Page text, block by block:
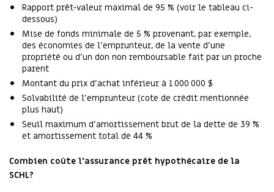
Rapport prêt-valeur maximal de 95 % (voir le tableau ci-
dessous)
Mise de fonds minimale de 5 % provenant, par exemple,
des économies de l’emprunteur, de la vente d’une
propriété ou d’un don non remboursable fait par un proche
parent
Montant du prix d’achat inférieur à 1 000 000 $
Solvabilité de l’emprunteur (cote de crédit mentionnée
plus haut)
Seuil maximum d’amortissement brut de la dette de 39 %
et amortissement total de 44 %
Combien coûte l’assurance prêt hypothécaire de la
SCHL?